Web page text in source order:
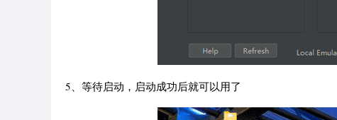
5、等待启动，启动成功后就可以用了